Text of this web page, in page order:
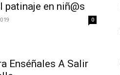
patinaje en niñ@s
0
Enséñales A Salir